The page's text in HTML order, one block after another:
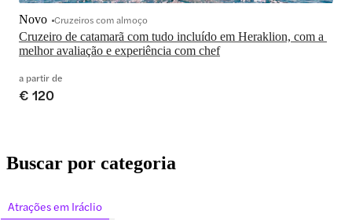
Cruzeiro de catamarã com tudo incluído em Heraklion, com a
melhor avaliação e experiência com chef
Novo Cruzeiros com almoço
a partir de
€ 120
Buscar por categoria
Atrações em Iráclio